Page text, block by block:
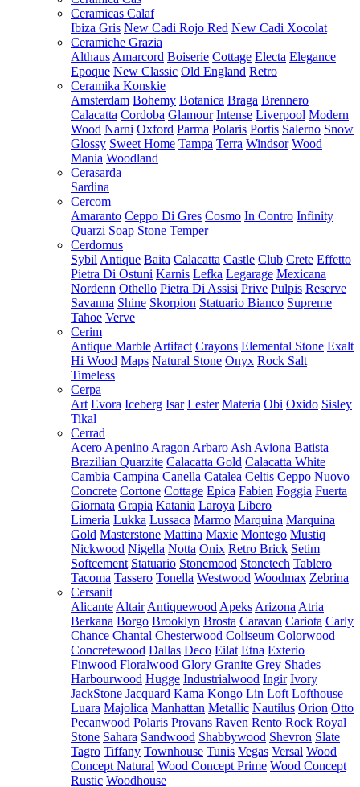
Ceramicas Calaf
Ibiza Gris New Cadi Rojo Red New Cadi Xocolat
Ceramiche Grazia
Althaus Amarcord Boiserie Cottage Electa Elegance
Epoque New Classic Old England Retro
Ceramika Konskie
Amsterdam Bohemy Botanica Braga Brennero
Calacatta Cordoba Glamour Intense Liverpool Modern
Wood Narni Oxford Parma Polaris Portis Salerno Snow
Glossy Sweet Home Tampa Terra Windsor Wood
Mania Woodland
Cerasarda
Sardina
Cercom
Amaranto Ceppo Di Gres Cosmo In Contro Infinity
Quarzi Soap Stone Temper
Cerdomus
Sybil Antique Baita Calacatta Castle Club Crete Effetto
Pietra Di Ostuni Karnis Lefka Legarage Mexicana
Nordenn Othello Pietra Di Assisi Prive Pulpis Reserve
Savanna Shine Skorpion Statuario Bianco Supreme
Tahoe Verve
Cerim
Antique Marble Artifact Crayons Elemental Stone Exalt
Hi Wood Maps Natural Stone Onyx Rock Salt
Timeless
Cerpa
Art Evora Iceberg Isar Lester Materia Obi Oxido Sisley
Tikal
Cerrad
Acero Apenino Aragon Arbaro Ash Aviona Batista
Brazilian Quarzite Calacatta Gold Calacatta White
Cambia Campina Canella Catalea Celtis Ceppo Nuovo
Concrete Cortone Cottage Epica Fabien Foggia Fuerta
Giornata Grapia Katania Laroya Libero
Limeria Lukka Lussaca Marmo Marquina Marquina
Gold Masterstone Mattina Maxie Montego Mustiq
Nickwood Nigella Notta Onix Retro Brick Setim
Softcement Statuario Stonemood Stonetech Tablero
Tacoma Tassero Tonella Westwood Woodmax Zebrina
Cersanit
Alicante Altair Antiquewood Apeks Arizona Atria
Berkana Borgo Brooklyn Brosta Caravan Cariota Carly
Chance Chantal Chesterwood Coliseum Colorwood
Concretewood Dallas Deco Eilat Etna Exterio
Finwood Floralwood Glory Granite Grey Shades
Harbourwood Hugge Industrialwood Ingir Ivory
JackStone Jacquard Kama Kongo Lin Loft Lofthouse
Luara Majolica Manhattan Metallic Nautilus Orion Otto
Pecanwood Polaris Provans Raven Rento Rock Royal
Stone Sahara Sandwood Shabbywood Shevron Slate
Tagro Tiffany Townhouse Tunis Vegas Versal Wood
Concept Natural Wood Concept Prime Wood Concept
Rustic Woodhouse